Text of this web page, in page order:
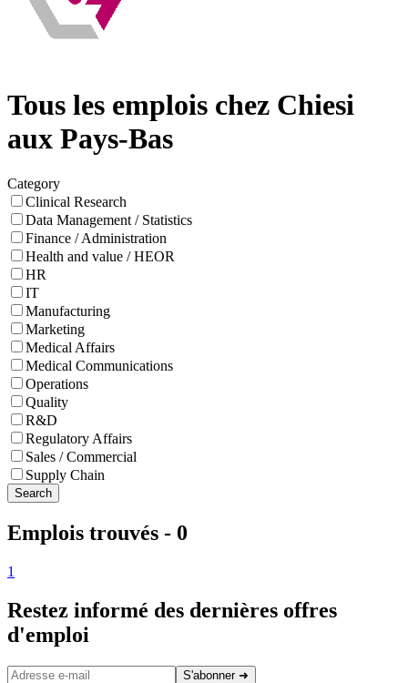
Tous les emplois chez Chiesi
aux Pays-Bas
Category
Clinical Research
Data Management / Statistics
Finance / Administration
Health and value / HEOR
HR
IT
Manufacturing
Marketing
Medical Affairs
Medical Communications
Operations
Quality
R&D
Regulatory Affairs
Sales / Commercial
Supply Chain
Search
Emplois trouvés - 0
1
Restez informé des dernières offres
d'emploi
S'abonner ➜